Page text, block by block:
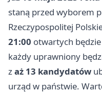
staną przed wyborem
Rzeczypospolitej
21:00 otwartych będzie
każdy uprawniony
zaż 13 kandydatów
urząd w państwie.